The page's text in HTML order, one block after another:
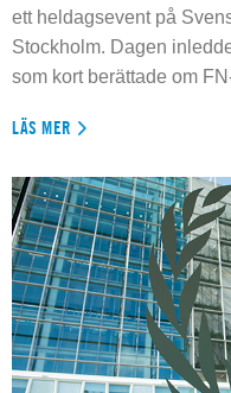
ett heldagsevent på
Stockholm. Dagen
som kort berättade om
LÄS MER